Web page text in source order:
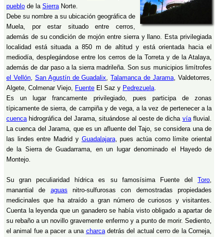
pueblo de la SierraNorte.
Debe su nombre a su ubicación geográfica de
Muela, por estar situado entre cerros,
además de su condición de mojón entre sierra y llano. Esta privilegiada
localidad está situada a 850 m de altitud y está orientada hacia el
mediodía, desplegándose entre los cerros de la Torreta y de la Atalaya,
además de dar paso a la sierra madrileña. Son sus municipios limítrofes
el Vellón, San Agustín de Guadalix,Talamanca de Jarama, Valdetorres,
Algete, Colmenar Viejo, Fuente El Saz y Pedrezuela.
Es un lugar francamente privilegiado, pues participa de zonas
típicamente de sierra, de campiña y de vega, a la vez de pertenecer a la
cuencahidrográfica del Jarama, situándose al oeste de dicha víafluvial.
La cuenca del Jarama, que es un afluente del Tajo, se considera una de
las lindes entre Madrid y Guadalajara, pues actúa como límite oriental
de la Sierra de Guadarrama, en un lugar denominado el Hayedo de
Montejo.
Su gran peculiaridad hídrica es su famosísima Fuente del Toro,
manantial de aguas nitro-sulfurosas con demostradas propiedades
medicinales que ha atraído a gran número de curiosos y visitantes.
Cuenta la leyenda que un ganadero se había visto obligado a apartar de
su rebaño a un novillo gravemente enfermo y a punto de morir. Sediento,
el animal fue a pacer a una charcadetrás del actual cerro de la Corneja,